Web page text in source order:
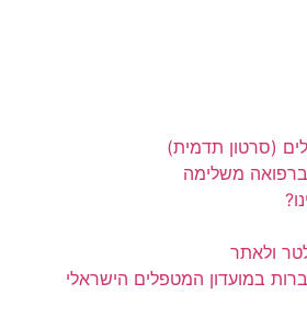
(סרטון תדמית)
ברפואה משלימה
ולאתר
במועדון המטפלים הישראלי